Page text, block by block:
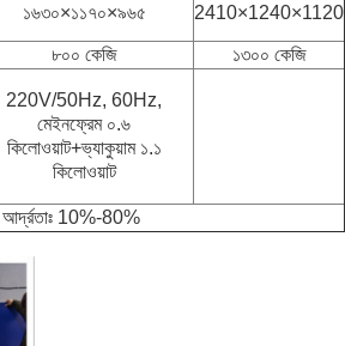
১৬৩০×১১৭০×৯৬৫ 2410×1240×1120
৮০০ কেজি ১৩০০ কেজি
220V/50Hz, 60Hz,
মেইনফ্রেম ০.৬
কিলোওয়াট+ভ্যাকুয়াম ১.১
কিলোওয়াট
আর্দ্রতাঃ 10%-80%